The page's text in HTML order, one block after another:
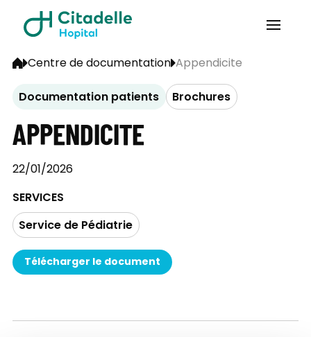
Centre de documentation Appendicite
Documentation patients
Brochures
APPENDICITE
22/01/2026
SERVICES
Service de Pédiatrie
Télécharger le document